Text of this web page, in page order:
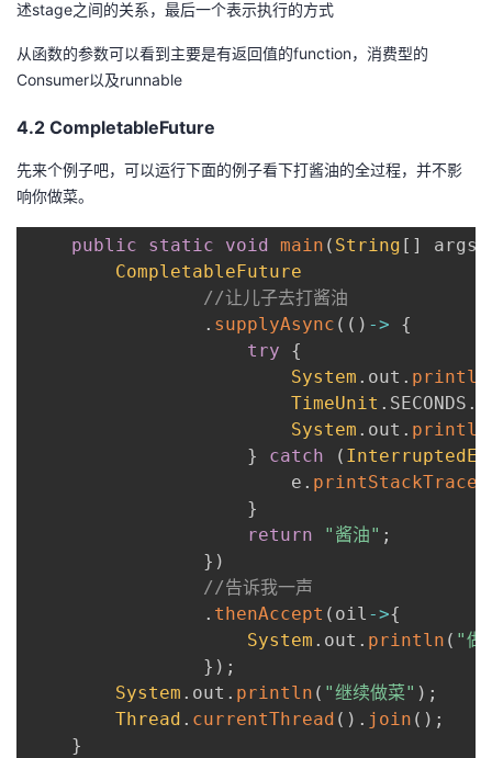
述stage之间的关系，最后一个表示执行的方式
从函数的参数可以看到主要是有返回值的function，消费型的
Consumer以及runnable
4.2 CompletableFuture
先来个例子吧，可以运行下面的例子看下打酱油的全过程，并不影
响你做菜。
public static void main ( String [ ] args
CompletableFuture
//让儿子去打酱油
. supplyAsync ( ( ) ->
{
try
{
System . out . println
TimeUnit . SECONDS .
System . out . println
}
catch (
                        e
. printStackTrace
}
return
"酱油" ;
} )
//告诉我一声
. thenAccept ( oil ->{
System . out . println ( "做
} ) ;
System . out . println ( "继续做菜" ) ;
Thread . currentThread ( ) . join ( ) ;
}